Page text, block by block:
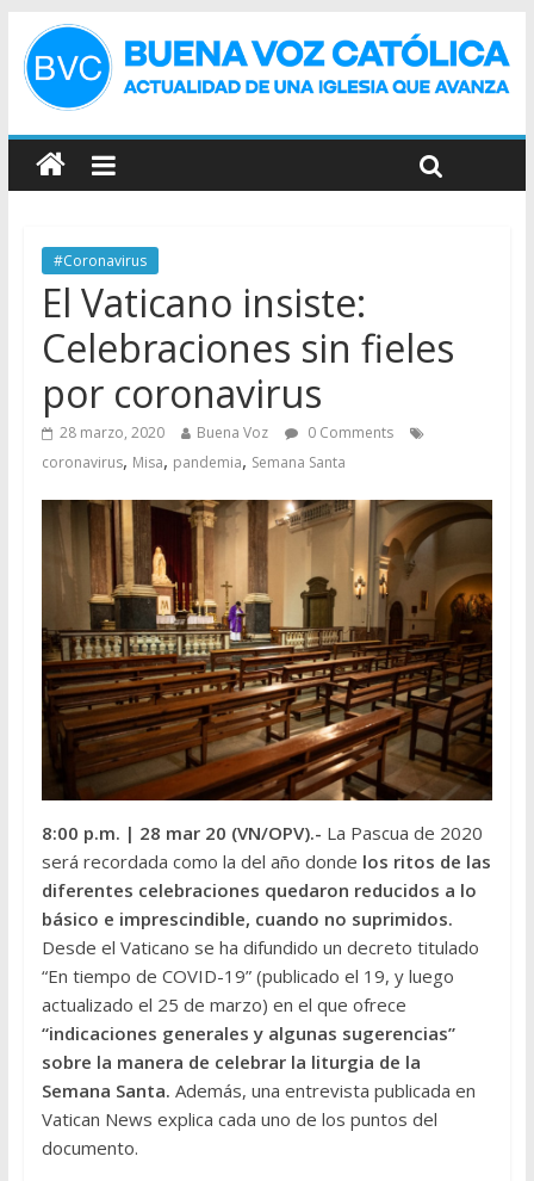
#Coronavirus
El Vaticano insiste:
Celebraciones sin fieles
por coronavirus
28 marzo, 2020 Buena Voz
0 Comments
coronavirus, Misa, pandemia, Semana Santa
8:00 p.m. | 28 mar 20 (VN/OPV).- La Pascua de 2020
será recordada como la del año donde los ritos de las
diferentes celebraciones quedaron reducidos a lo
básico e imprescindible, cuando no suprimidos.
Desde el Vaticano se ha difundido un decreto titulado
“En tiempo de COVID-19” (publicado el 19, y luego
actualizado el 25 de marzo) en el que ofrece
“indicaciones generales y algunas sugerencias”
sobre la manera de celebrar la liturgia de la
Semana Santa. Además, una entrevista publicada en
Vatican News explica cada uno de los puntos del
documento.